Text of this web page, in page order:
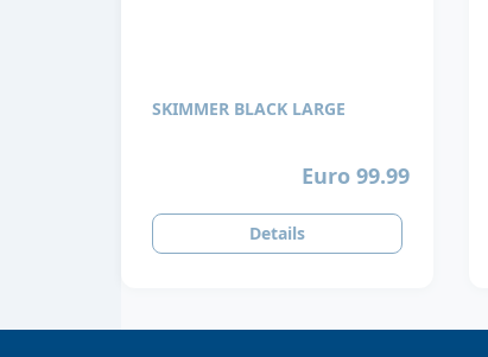
SKIMMER BLACK LARGE
Euro 99.99
Details